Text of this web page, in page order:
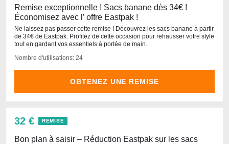
Remise exceptionnelle ! Sacs banane dès 34€ !
Économisez avec l’ offre Eastpak !
Ne laissez pas passer cette remise ! Découvrez les sacs banane à partir
de 34€ de Eastpak. Profitez de cette occasion pour rehausser votre style
tout en gardant vos essentiels à portée de main.
Nombre d'utilisations: 24
OBTENEZ UNE REMISE
32 € REMISE
Bon plan à saisir – Réduction Eastpak sur les sacs